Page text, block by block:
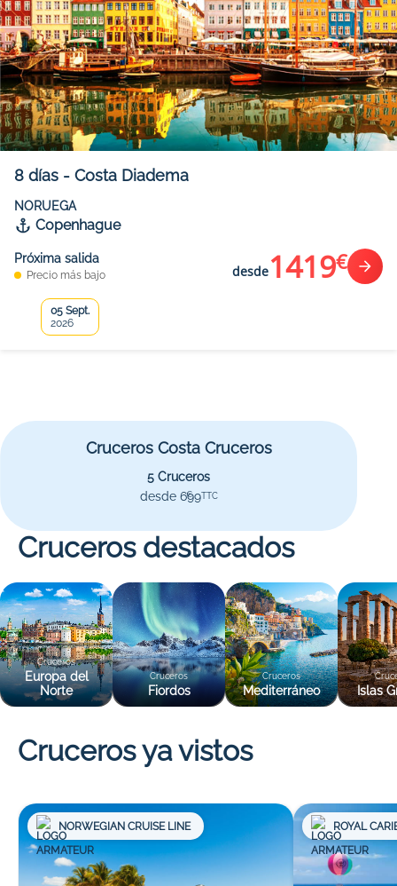
8 días - Costa Diadema
NORUEGA
Copenhague
Próxima salida
Precio más bajo desde1419€
05 Sept.
2026
Cruceros Costa Cruceros
5 Cruceros
desde 699
€ TTC
Cruceros destacados
Cruceros
Europa del
Norte
Cruceros
Fiordos
Cruceros
Mediterráneo Islas
Cruceros ya vistos
NORWEGIAN CRUISE LINE ROYAL